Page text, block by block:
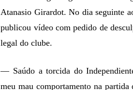
Atanasio Girardot. No dia seguinte
publicou vídeo com pedido de
legal do clube.
— Saúdo a torcida do
meu mau comportamento na